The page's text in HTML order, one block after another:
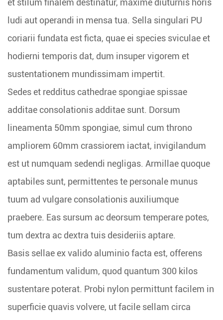
et stilum finalem destinatur, maxime diuturnis horis
ludi aut operandi in mensa tua. Sella singulari PU
coriarii fundata est ficta, quae ei species sviculae et
hodierni temporis dat, dum insuper vigorem et
sustentationem mundissimam impertit.
Sedes et redditus cathedrae spongiae spissae
additae consolationis additae sunt. Dorsum
lineamenta 50mm spongiae, simul cum throno
ampliorem 60mm crassiorem iactat, invigilandum
est ut numquam sedendi negligas. Armillae quoque
aptabiles sunt, permittentes te personale munus
tuum ad vulgare consolationis auxiliumque
praebere. Eas sursum ac deorsum temperare potes,
tum dextra ac dextra tuis desideriis aptare.
Basis sellae ex valido aluminio facta est, offerens
fundamentum validum, quod quantum 300 kilos
sustentare poterat. Probi nylon permittunt facilem in
superficie quavis volvere, ut facile sellam circa